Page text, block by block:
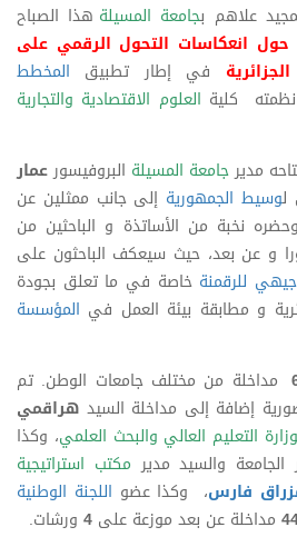
علاهم بجامعة المسيلة هذا الصباح
حول انعكاسات التحول الرقمي على
في إطار تطبيق المخطط
كلية العلوم الاقتصادية والتجارية
مديرجامعة المسيلة البروفيسورعمار
لوسيط الجمهورية إلى جانب ممثلين عن
نخبة من الأساتذة و الباحثين من
و عن بعد، حيث سيعكف الباحثون على
للرقمنة خاصة في ما تعلق بجودة
و مطابقة بيئة العمل في المؤسسة
مداخلة من مختلف جامعات الوطن. تم
إضافة إلى مداخلة السيد هراقمي
وزارة التعليم العالي والبحث العلمي، وكذا
والسيد مدير مكتب استراتيجية
فارس، وكذا عضو اللجنة الوطنية
مداخلة عن بعد موزعة على 4 ورشات.